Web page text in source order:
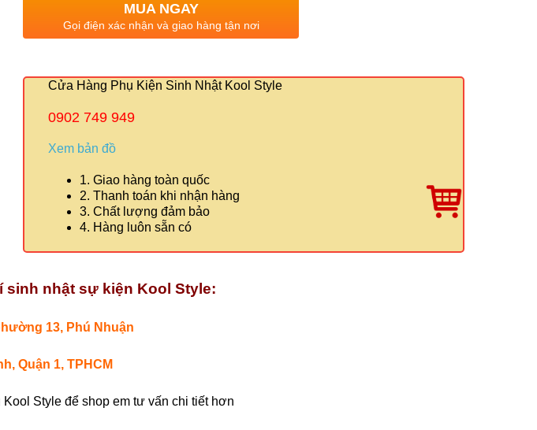
MUA NGAY
Gọi điện xác nhận và giao hàng tận nơi
Cửa Hàng Phụ Kiện Sinh Nhật Kool Style
0902 749 949
Xem bản đồ
1. Giao hàng toàn quốc
2. Thanh toán khi nhận hàng
3. Chất lượng đảm bảo
4. Hàng luôn sẵn có
nhật sự kiện Kool Style:
13, Phú Nhuận
Quận 1, TPHCM
Style để shop em tư vấn chi tiết hơn